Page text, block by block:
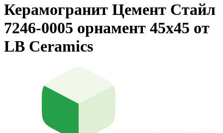
Керамогранит Цемент Стайл
7246-0005 орнамент 45x45 от
LB Ceramics